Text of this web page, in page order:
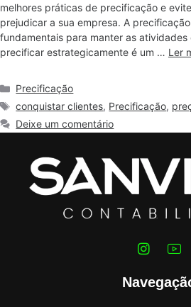
melhores práticas de precificação e
prejudicar a sua empresa. A
fundamentais para manter as atividades
precificar estrategicamente é um … Ler
Precificação
conquistar clientes, Precificação,
Deixe um comentário